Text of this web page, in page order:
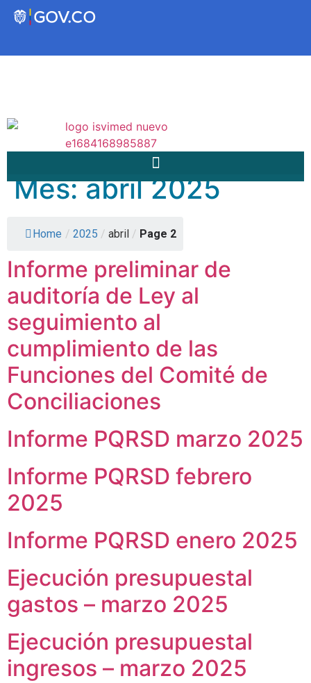
Hábitat de Medellín
Servicios
Mejoramiento de
Vivienda
Vivienda Nueva
Vivienda un proyecto
familiar
Titulación
Arrendamiento temporal
Reconocimiento de
Edificaciones – C0
Acompañamiento Social
OPV-JVC
Notificaciones
Convocatorias
Nosotros
¿Qué es el ISVIMED?
Plan de Desarrollo
Directorio de servidores
Opciones de accesibilidad
A+ A A-
Tamaño de la
fuente
Contraste
Mes:abril 2025
Home / 2025 / abril / Page 2
Informe preliminar de
auditoría de Ley al
seguimiento al
cumplimiento de las
Funciones del Comité de
Conciliaciones
Informe PQRSD marzo 2025
Informe PQRSD febrero
2025
Informe PQRSD enero 2025
Ejecución presupuestal
gastos – marzo 2025
Ejecución presupuestal
ingresos – marzo 2025